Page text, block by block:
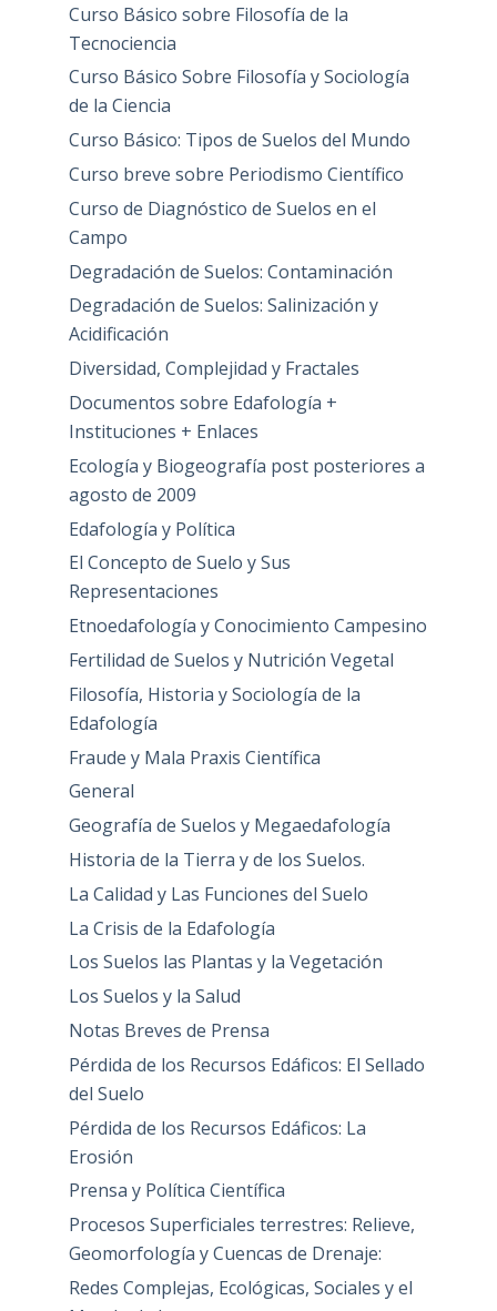
Curso Básico sobre Filosofía de la
Tecnociencia
Curso Básico Sobre Filosofía y Sociología
de la Ciencia
Curso Básico: Tipos de Suelos del Mundo
Curso breve sobre Periodismo Científico
Curso de Diagnóstico de Suelos en el
Campo
Degradación de Suelos: Contaminación
Degradación de Suelos: Salinización y
Acidificación
Diversidad, Complejidad y Fractales
Documentos sobre Edafología +
Instituciones + Enlaces
Ecología y Biogeografía post posteriores a
agosto de 2009
Edafología y Política
El Concepto de Suelo y Sus
Representaciones
Etnoedafología y Conocimiento Campesino
Fertilidad de Suelos y Nutrición Vegetal
Filosofía, Historia y Sociología de la
Edafología
Fraude y Mala Praxis Científica
General
Geografía de Suelos y Megaedafología
Historia de la Tierra y de los Suelos.
La Calidad y Las Funciones del Suelo
La Crisis de la Edafología
Los Suelos las Plantas y la Vegetación
Los Suelos y la Salud
Notas Breves de Prensa
Pérdida de los Recursos Edáficos: El Sellado
del Suelo
Pérdida de los Recursos Edáficos: La
Erosión
Prensa y Política Científica
Procesos Superficiales terrestres: Relieve,
Geomorfología y Cuencas de Drenaje:
Redes Complejas, Ecológicas, Sociales y el